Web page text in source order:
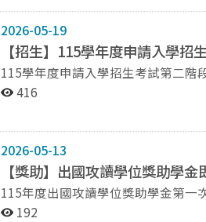
2026-05-19
【招生】115學年度申請入學
416
2026-05-13
【獎助】出國攻讀學位獎助學
115年度出國攻讀學位獎助學金第一次申請
人須為本系所畢業生（含應屆畢業生
192